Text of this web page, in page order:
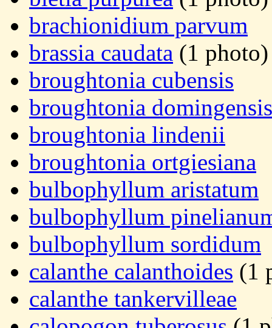
brachionidium parvum
brassia caudata (1 photo)
broughtonia cubensis
broughtonia domingensis
broughtonia lindenii
broughtonia ortgiesiana
bulbophyllum aristatum
bulbophyllum
bulbophyllum sordidum
calanthe calanthoides (1
calanthe tankervilleae